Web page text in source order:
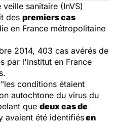
sanitaire (InVS)
des premiers cas
en France métropolitaine
2014, 403 cas avérés de
par l'institut en France
conditions étaient
autochtone du virus du
que deux cas de
avaient été identifiésen